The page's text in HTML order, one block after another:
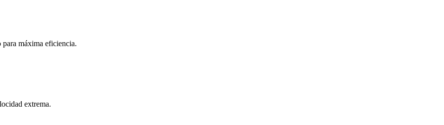
para máxima eficiencia.
extrema.